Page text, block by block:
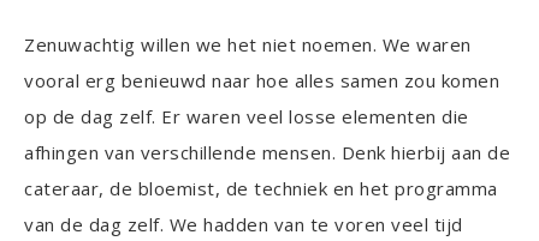
Zenuwachtig willen we het niet noemen. We waren
vooral erg benieuwd naar hoe alles samen zou komen
op de dag zelf. Er waren veel losse elementen die
afhingen van verschillende mensen. Denk hierbij aan de
cateraar, de bloemist, de techniek en het programma
van de dag zelf. We hadden van te voren veel tijd